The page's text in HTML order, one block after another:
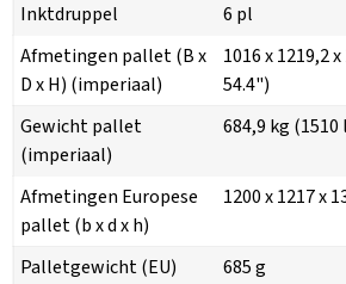
Inktdruppel
6 pl
Afmetingen pallet (B x
D x H) (imperiaal)
1016 x 1219,2
54.4")
Gewicht pallet
(imperiaal)
684,9 kg (1510
Afmetingen Europese
pallet (b x d x h)
1200 x 1217 x
Palletgewicht (EU) 685 g